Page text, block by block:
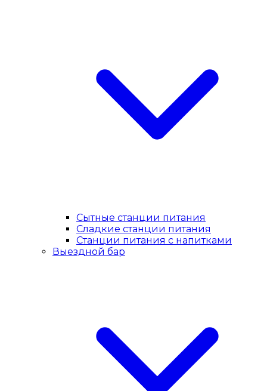
Сытные станции питания
Сладкие станции питания
Станции питания с напитками
Выездной бар